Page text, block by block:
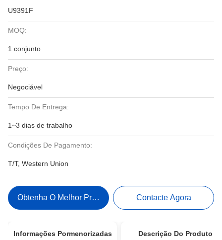
U9391F
MOQ:
1 conjunto
Preço:
Negociável
Tempo De Entrega:
1~3 dias de trabalho
Condições De Pagamento:
T/T, Western Union
Obtenha O Melhor Preço Contacte Agora
Informações Pormenorizadas Descrição Do Produto